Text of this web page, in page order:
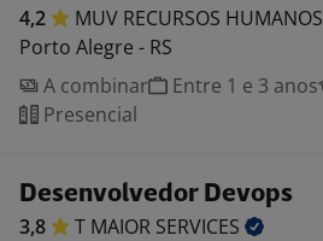
4,2 MUV RECURSOS HUMANOS
Porto Alegre - RS
A combinar
Entre 1 e 3 anos
Presencial
Desenvolvedor Devops
3,8 T MAIOR SERVICES